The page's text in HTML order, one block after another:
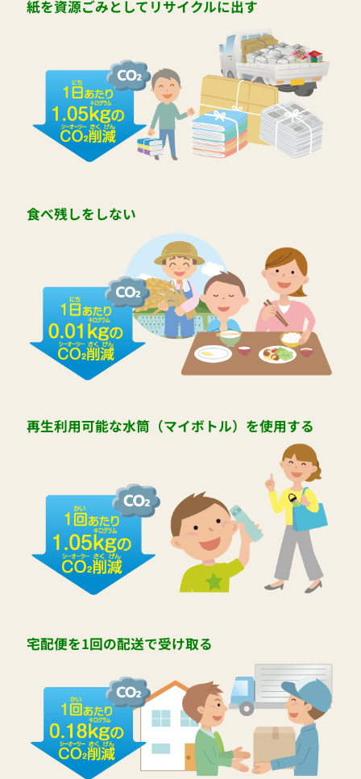
紙を資源ごみとしてリサイクルに出す
食べ残しをしない
再生利用可能な水筒（マイボトル）を使用する
宅配便を1回の配送で受け取る